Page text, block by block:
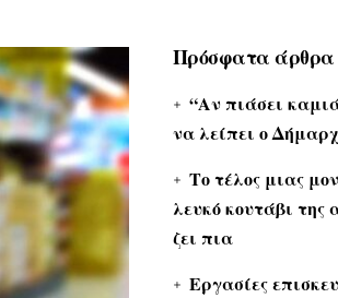
Πρόσφατα άρθρα
“Αν πιάσει
να λείπει ο
Το τέλος μιας
λευκό κουτάβι της
ζει πια
Εργασίες